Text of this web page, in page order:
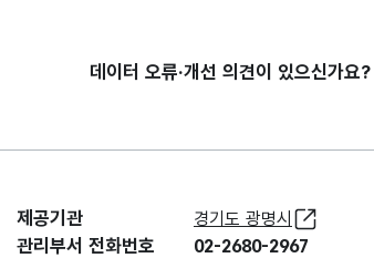
데이터 오류·개선 의견이 있으신가요?
제공기관 경기도 광명시
관리부서 전화번호 02-2680-2967